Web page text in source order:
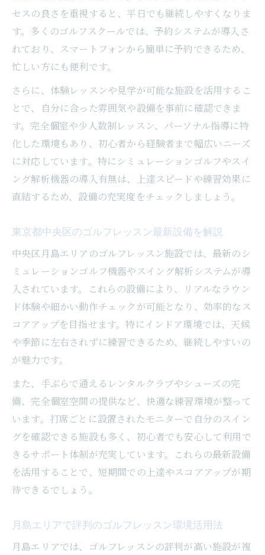
セスの良さを重視すると、平日でも継続しやすくなりま
す。多くのゴルフスクールでは、予約システムが導入さ
れており、スマートフォンから簡単に予約できるため、
忙しい方にも便利です。
さらに、体験レッスンや見学が可能な施設を活用するこ
とで、自分に合った雰囲気や設備を事前に確認できま
す。完全個室や少人数制レッスン、パーソナル指導に特
化した環境もあり、初心者から経験者まで幅広いニーズ
に対応しています。特にシミュレーションゴルフやスイ
ング解析機器の導入有無は、上達スピードや練習効果に
直結するため、設備の充実度をチェックしましょう。
東京都中央区のゴルフレッスン最新設備を解説
中央区月島エリアのゴルフレッスン施設では、最新のシ
ミュレーションゴルフ機器やスイング解析システムが導
入されています。これらの設備により、リアルなラウン
ド体験や細かい動作チェックが可能となり、効率的なス
コアアップを目指せます。特にインドア環境では、天候
や季節に左右されずに練習できるため、継続しやすいの
が魅力です。
また、手ぶらで通えるレンタルクラブやシューズの完
備、完全個室空間の提供など、快適な練習環境が整って
います。打席ごとに設置されたモニターで自分のスイン
グを確認できる施設も多く、初心者でも安心して利用で
きるサポート体制が充実しています。これらの最新設備
を活用することで、短期間での上達やスコアアップが期
待できるでしょう。
月島エリアで評判のゴルフレッスン環境活用法
月島エリアでは、ゴルフレッスンの評判が高い施設が複